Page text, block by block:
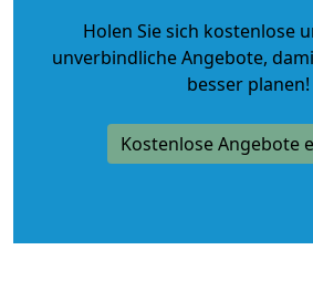
Holen Sie sich kostenlose
unverbindliche Angebote,
besser planen!
Kostenlose Angebote